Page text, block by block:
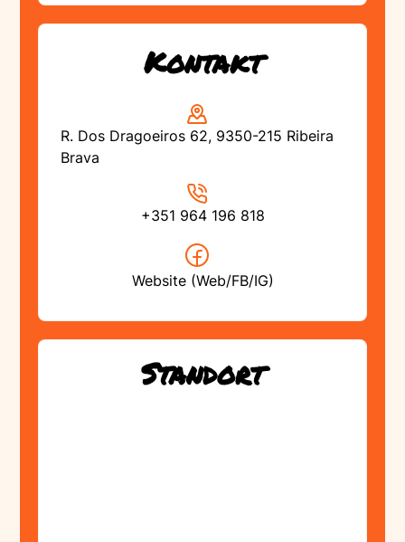
Kontakt
R. Dos Dragoeiros 62, 9350-215 Ribeira
Brava
+351 964 196 818
Website (Web/FB/IG)
Standort